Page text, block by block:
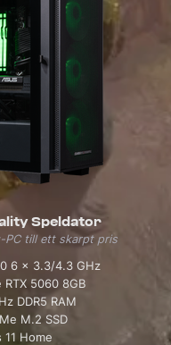
Speldator
PC till ett skarpt pris
6 x 3.3/4.3 GHz
RTX 5060 8GB
DDR5 RAM
M.2 SSD
Home